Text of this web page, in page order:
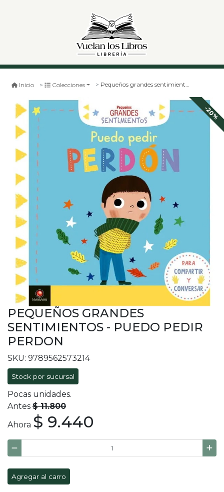
Inicio Colecciones Pequeños grandes sentimientos - puedo pedir perdon
-20%
PEQUEÑOS GRANDES
SENTIMIENTOS - PUEDO PEDIR
PERDON
SKU: 9789562573214
Stock por sucursal
Pocas unidades.
Antes $ 11.800
Ahora $ 9.440
Agregar al carro